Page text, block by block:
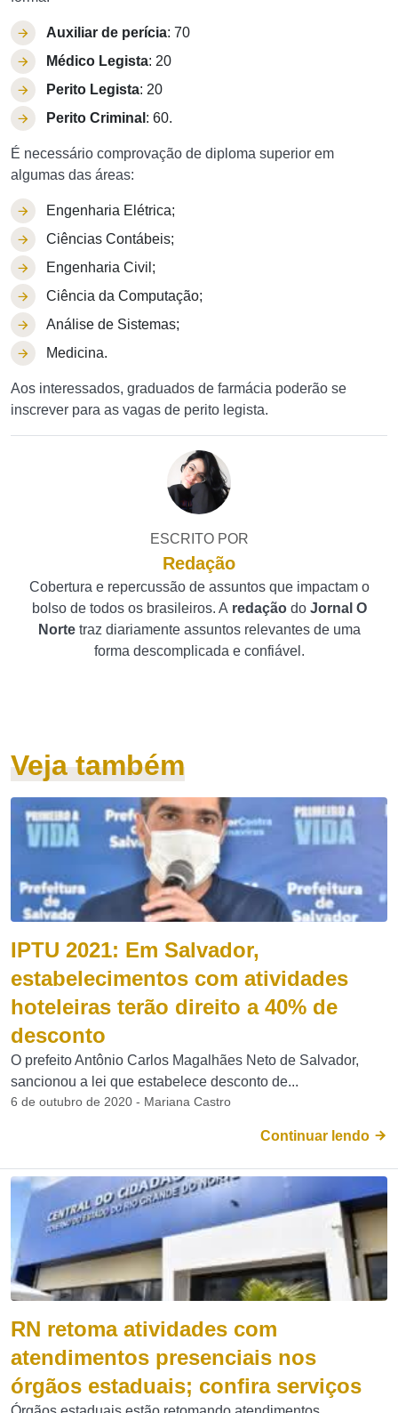
Auxiliar de perícia: 70
Médico Legista: 20
Perito Legista: 20
Perito Criminal : 60.
É necessário comprovação de diploma superior em
algumas das áreas:
Engenharia Elétrica;
Ciências Contábeis;
Engenharia Civil;
Ciência da Computação;
Análise de Sistemas;
Medicina.
Aos interessados, graduados de farmácia poderão se
inscrever para as vagas de perito legista.
ESCRITO POR
Redação
Cobertura e repercussão de assuntos que impactam o
bolso de todos os brasileiros. A redação do Jornal O
Norte traz diariamente assuntos relevantes de uma
forma descomplicada e confiável.
Veja também
IPTU 2021: Em Salvador,
estabelecimentos com atividades
hoteleiras terão direito a 40% de
desconto
O prefeito Antônio Carlos Magalhães Neto de Salvador,
sancionou a lei que estabelece desconto de...
6 de outubro de 2020 - Mariana Castro
Continuar lendo
RN retoma atividades com
atendimentos presenciais nos
órgãos estaduais; confira serviços